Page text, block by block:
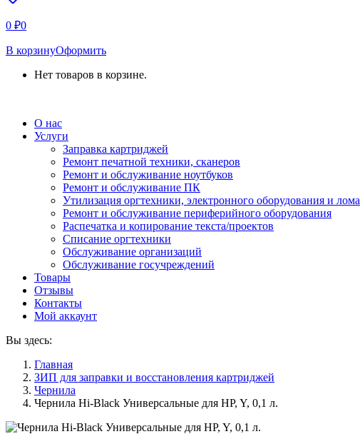
0 ₽0
В корзинуОформить
Нет товаров в корзине.
О нас
Услуги
Заправка картриджей
Ремонт печатной техники, сканеров
Ремонт и обслуживание ноутбуков
Ремонт и обслуживание ПК
Утилизация оргтехники, электронного оборудования и лома
Ремонт и обслуживание периферийного оборудования
Распечатка и копирование текста/проектов
Списание оргтехники
Обслуживание организаций
Обслуживание госучреждений
Товары
Отзывы
Контакты
Мой аккаунт
Вы здесь:
Главная
ЗИП для заправки и восстановления картриджей
Чернила
Чернила Hi-Black Универсальные для HP, Y, 0,1 л.